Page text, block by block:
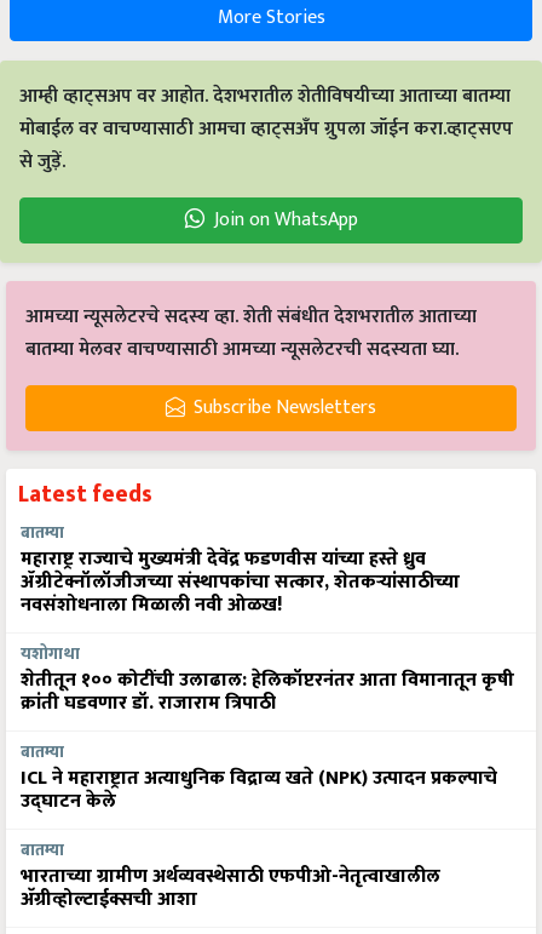
More Stories
आम्ही व्हाट्सअप वर आहोत. देशभरातील शेतीविषयीच्या आताच्या बातम्या
मोबाईल वर वाचण्यासाठी आमचा व्हाट्सअँप ग्रुपला जॉईन करा.व्हाट्सएप
से जुड़ें.
Join on WhatsApp
आमच्या न्यूसलेटरचे सदस्य व्हा. शेती संबंधीत देशभरातील आताच्या
बातम्या मेलवर वाचण्यासाठी आमच्या न्यूसलेटरची सदस्यता घ्या.
Subscribe Newsletters
Latest feeds
बातम्या
महाराष्ट्र राज्याचे मुख्यमंत्री देवेंद्र फडणवीस यांच्या हस्ते ध्रुव
ॲग्रीटेक्नॉलॉजीजच्या संस्थापकांचा सत्कार, शेतकऱ्यांसाठीच्या
नवसंशोधनाला मिळाली नवी ओळख!
यशोगाथा
शेतीतून १०० कोटींची उलाढाल: हेलिकॉप्टरनंतर आता विमानातून कृषी
क्रांती घडवणार डॉ. राजाराम त्रिपाठी
बातम्या
ICL ने महाराष्ट्रात अत्याधुनिक विद्राव्य खते (NPK) उत्पादन प्रकल्पाचे
उद्घाटन केले
बातम्या
भारताच्या ग्रामीण अर्थव्यवस्थेसाठी एफपीओ-नेतृत्वाखालील
अ‍ॅग्रीव्होल्टाईक्सची आशा